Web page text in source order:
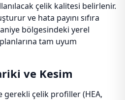
çelik kalitesi belirlenir.
ve hata payını sıfıra
bölgesindeki yerel
tam uyum
ve Kesim
gerekli çelik profiller (HEA,